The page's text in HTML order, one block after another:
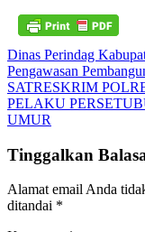
Navigasi
pos
Dinas Perindag
Pengawasan
SATRESKRIM
PELAKU
UMUR
Tinggalkan
Alamat email Anda
ditandai *